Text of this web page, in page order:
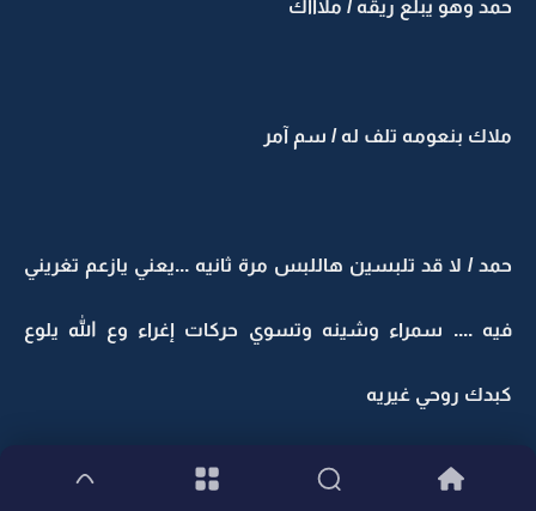
حمد وهو يبلع ريقه / ملاااك
ملاك بنعومه تلف له / سم آمر
حمد / لا قد تلبسين هاللبس مرة ثانيه ...يعني يازعم تغريني
فيه .... سمراء وشينه وتسوي حركات إغراء وع الله يلوع
كبدك روحي غيريه